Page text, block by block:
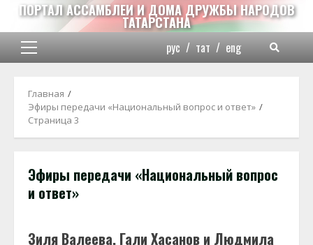
Перейти
содержимому
ПОРТАЛ АССАМБЛЕИ И ДОМА ДРУЖБЫ НАРОДОВ
ТАТАРСТАНА
Основное
рус / тат / eng
Главная
Эфиры передачи «Национальный вопрос и ответ»
Страница 3
Эфиры передачи «Национальный вопрос
и ответ»
Зиля Валеева, Гали Хасанов и Людмила